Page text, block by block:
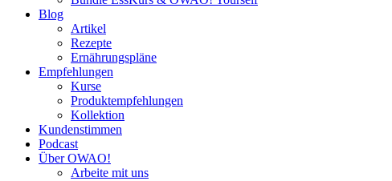
Blog
Artikel
Rezepte
Ernährungspläne
Empfehlungen
Kurse
Produktempfehlungen
Kollektion
Kundenstimmen
Podcast
Über OWAO!
Arbeite mit uns